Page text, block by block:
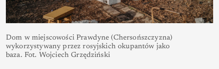
Dom w miejscowości Prawdyne (Chersońszczyzna)
wykorzystywany przez rosyjskich okupantów jako
baza. Fot. Wojciech Grzędziński